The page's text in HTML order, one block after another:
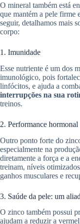
O mineral também está
que mantém a pele firme
seguir, detalhamos mais
corpo:
1. Imunidade
Esse nutriente é um dos
imunológico, pois
linfócitos, e ajuda a
interrupções na sua
treinos.
2. Performance hormonal
Outro ponto forte do
especialmente na
diretamente a força e a
treinam, níveis
ganhos musculares e
3. Saúde da pele: um
O zinco também possui
ajudam a reduzir a